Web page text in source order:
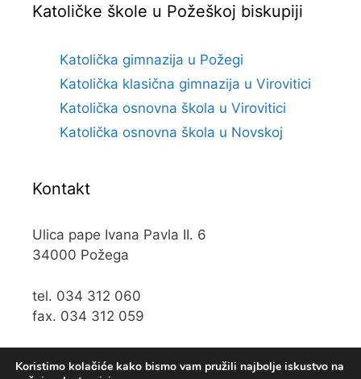
Katoličke škole u Požeškoj biskupiji
Katolička gimnazija u Požegi
Katolička klasična gimnazija u Virovitici
Katolička osnovna škola u Virovitici
Katolička osnovna škola u Novskoj
Kontakt
Ulica pape Ivana Pavla II. 6
34000 Požega
tel. 034 312 060
fax. 034 312 059
Koristimo kolačiće kako bismo vam pružili najbolje iskustvo na